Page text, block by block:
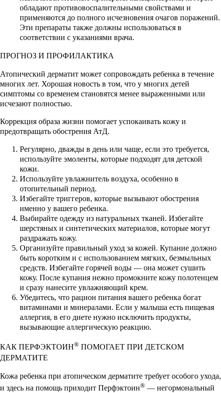
обладают противовоспалительными свойствами и
применяются до полного исчезновения очагов поражений.
Эти препараты также должны использоваться в
соответствии с указаниями врача.
ПРОГНОЗ И ПРОФИЛАКТИКА
Атопический дерматит может сопровождать ребенка в течение
многих лет. Хорошая новость в том, что у многих детей
симптомы со временем становятся менее выраженными или
исчезают полностью.
Коррекция образа жизни помогает успокаивать кожу и
предотвращать обострения АтД.
Регулярно, дважды в день или чаще, если это требуется,
используйте эмоленты, которые подходят для детской
кожи.
Используйте увлажнитель воздуха, особенно в
отопительный период.
Избегайте триггеров, которые вызывают обострения
именно у вашего ребенка.
Выбирайте одежду из натуральных тканей. Избегайте
шерстяных и синтетических материалов, которые могут
раздражать кожу.
Организуйте правильный уход за кожей. Купание должно
быть коротким и с использованием мягких, безмыльных
средств. Избегайте горячей воды — она может сушить
кожу. После купания нежно промокните кожу полотенцем
и сразу нанесите увлажняющий крем.
Убедитесь, что рацион питания вашего ребенка богат
витаминами и минералами. Если у малыша есть пищевая
аллергия, в его диете нужно исключить продукты,
вызывающие аллергическую реакцию.
КАК ПЕРФЭКТОИН® ПОМОГАЕТ ПРИ ДЕТСКОМ
ДЕРМАТИТЕ
Кожа ребенка при атопическом дерматите требует особого ухода,
и здесь на помощь приходит Перфэктоин® — негормональный